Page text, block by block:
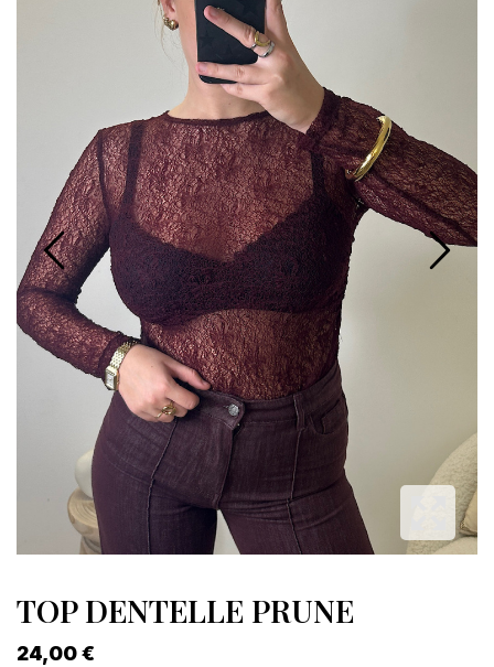
TOP DENTELLE PRUNE
24,00 €